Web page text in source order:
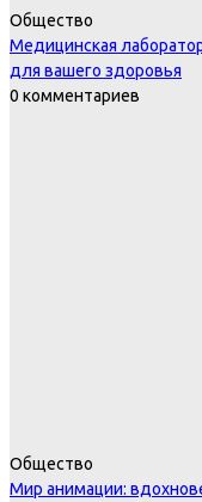
Общество
Медицинская
для вашего здоровья
0 комментариев
Общество
Мир анимации: